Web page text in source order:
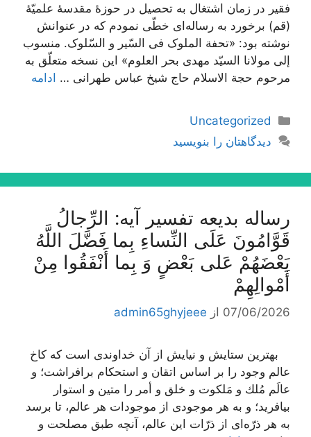
فقیر در زمان اشتغال به تحصیل در حوزۀ مقدسۀ علمیّۀ
(قم) برخورد به رساله‌اى خطّى نمودم که در عنوانش
نوشته بود: «تحفة الملوک فی السّیر و السّلوک. منسوب
إلى مولانا السیّد مهدى بحر العلوم» این نسخه متعلّق به
مرحوم حجة الاسلام حاج شیخ عباس طهرانى … ادامه
دسته‌ها
Uncategorized
دیدگاهتان را بنویسید
رساله بدیعه تفسیر آیه: الرِّجالُ
قَوَّامُونَ عَلَى النِّساءِ بِما فَضَّلَ اللَّهُ
بَعْضَهُمْ عَلى‌ بَعْضٍ وَ بِما أَنْفَقُوا مِنْ
أَمْوالِهِمْ‌
07/06/2026 از admin65ghyjeee
بهترین ستایش و نیایش از آن خداوندى است كه كاخ
عالم وجود را بر اساس اتقان و استحكام برافراشت؛ و
عالَم مُلك و مَلكوت و خلق و أمر را متین و استوار
بیافرید؛ و به هر موجودى از موجودات هر عالم، تا برسد
به هر ذرّه‌اى از ذرّات این عالم، آنچه طبق مصلحت و